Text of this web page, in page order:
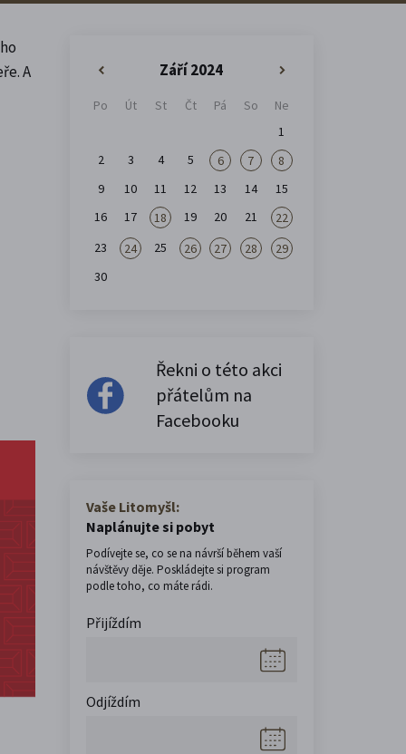
A
Září 2024
Po Út St Čt Pá So
Ne
1
2
3 4 5 6 7
8
9
10 11 12 13 14
15
16
17 18 19 20 21
22
23
24 25 26 27 28
29
30
Řekni o této akci
přátelům na
Facebooku
Vaše Litomyšl:
Naplánujte si pobyt
Podívejte se, co se na návrší během vaší
návštěvy děje. Poskládejte si program
podle toho, co máte rádi.
Přijíždím
Odjíždím